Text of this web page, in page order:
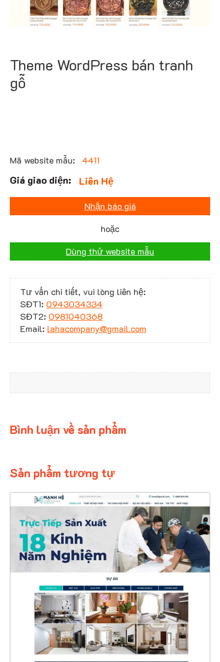
Theme WordPress bán tranh
gỗ
Mã website mẫu: 4411
Liên Hệ
Nhận báo giá
hoặc
Dùng thử website mẫu
Tư vấn chi tiết, vui lòng liên hệ:
SĐT1: 0943034334
SĐT2: 0981040368
Email: lahacompany@gmail.com
Bình luận về sản phẩm
Sản phẩm tương tự
4616
CHI TIẾT